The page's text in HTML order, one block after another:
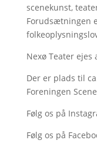
scenekunst,
Forudsætningen
Nexø Teater ejes
Der er plads til
Foreningen
Følg os på
Følg os på